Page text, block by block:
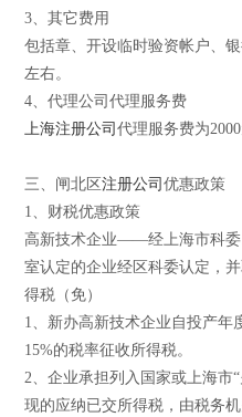
3、其它费用
包括章、开设临时验资帐户、
左右。
4、代理公司代理服务费
上海注册公司代理服务费为
三、闸北区注册公司优惠政策
1、财税优惠政策
高新技术企业——经上海市科委
室认定的企业经区科委认定，
得税（免）
1、新办高新技术企业自投产年
15%的税率征收所得税。
2、企业承担列入国家或上海市
现的应纳已交所得税，由税务